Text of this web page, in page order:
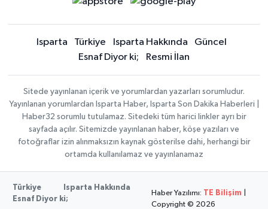
Isparta Türkiye Isparta Hakkında
Güncel
Esnaf Diyor ki;
Resmi İlan
Sitede yayınlanan içerik ve yorumlardan yazarları sorumludur.
Yayınlanan yorumlardan Isparta Haber, Isparta Son Dakika Haberleri |
Haber32 sorumlu tutulamaz. Sitedeki tüm harici linkler ayrı bir
sayfada açılır. Sitemizde yayınlanan haber, köşe yazıları ve
fotoğraflar izin alınmaksızın kaynak gösterilse dahi, herhangi bir
ortamda kullanılamaz ve yayınlanamaz
Türkiye
Isparta Hakkında
Esnaf Diyor ki;
Haber Yazılımı: TE Bilişim
Copyright © 2026